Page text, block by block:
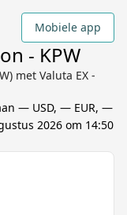
Mobiele app
- KPW
met Valuta EX -
— USD, — EUR, —
2026 om 14:50